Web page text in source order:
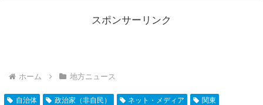
スポンサーリンク
ホーム 地方ニュース
自治体 政治家（非自民） ネット・メディア 関東